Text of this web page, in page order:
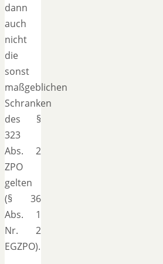
dann
auch
nicht
die
sonst
maßgeblichen
Schranken
des §
323
Abs. 2
ZPO
gelten
(§ 36
Abs. 1
Nr. 2
EGZPO).